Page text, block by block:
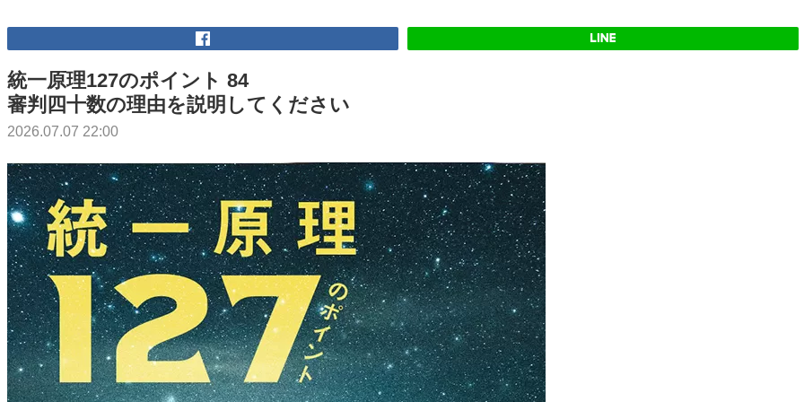
統一原理127のポイント 84
審判四十数の理由を説明してください
2026.07.07 22:00